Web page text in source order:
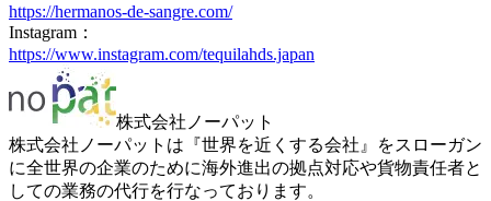
https://hermanos-de-sangre.com/
Instagram：
https://www.instagram.com/tequilahds.japan
株式会社ノーパット
株式会社ノーパットは『世界を近くする会社』をスローガン
に全世界の企業のために海外進出の拠点対応や貨物責任者と
しての業務の代行を行なっております。